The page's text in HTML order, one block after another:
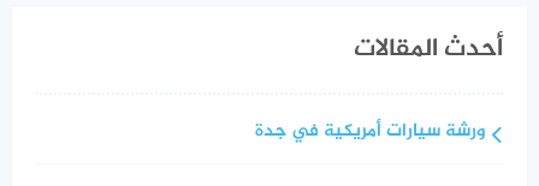
أحدث المقالات
ورشة سيارات أمريكية في جدة